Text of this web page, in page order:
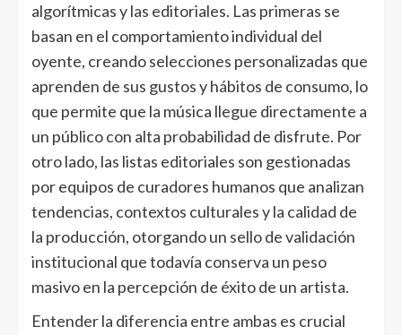
algorítmicas y las editoriales. Las primeras se
basan en el comportamiento individual del
oyente, creando selecciones personalizadas que
aprenden de sus gustos y hábitos de consumo, lo
que permite que la música llegue directamente a
un público con alta probabilidad de disfrute. Por
otro lado, las listas editoriales son gestionadas
por equipos de curadores humanos que analizan
tendencias, contextos culturales y la calidad de
la producción, otorgando un sello de validación
institucional que todavía conserva un peso
masivo en la percepción de éxito de un artista.
Entender la diferencia entre ambas es crucial